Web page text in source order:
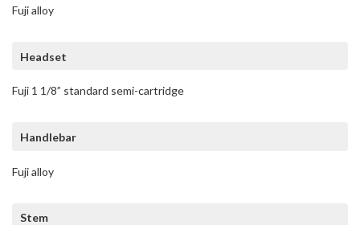
Fuji alloy
Headset
Fuji 1 1/8” standard semi-cartridge
Handlebar
Fuji alloy
Stem